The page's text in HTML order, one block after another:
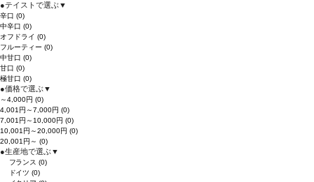
●テイストで選ぶ▼
辛口 (0)
中辛口 (0)
オフドライ (0)
フルーティー (0)
中甘口 (0)
甘口 (0)
極甘口 (0)
●価格で選ぶ▼
～4,000円 (0)
4,001円～7,000円 (0)
7,001円～10,000円 (0)
10,001円～20,000円 (0)
20,001円～ (0)
●生産地で選ぶ▼
フランス(0)
ドイツ(0)